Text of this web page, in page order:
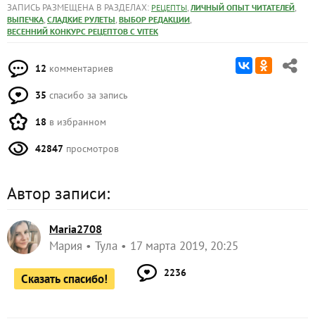
ЗАПИСЬ РАЗМЕЩЕНА В РАЗДЕЛАХ: РЕЦЕПТЫ, ЛИЧНЫЙ ОПЫТ ЧИТАТЕЛЕЙ,
ВЫПЕЧКА, СЛАДКИЕ РУЛЕТЫ, ВЫБОР РЕДАКЦИИ,
ВЕСЕННИЙ КОНКУРС РЕЦЕПТОВ С VITEK
12 комментариев
35 спасибо за запись
18 в избранном
42847 просмотров
Автор записи:
Maria2708
Мария Тула 17 марта 2019, 20:25
Сказать спасибо! 2236